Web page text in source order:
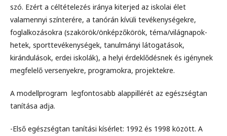
szó. Ezért a céltételezés iránya kiterjed az iskolai élet
valamennyi színterére, a tanórán kívüli tevékenységekre,
foglalkozásokra (szakörök/önképzőkörök, téma/világnapok-
hetek, sporttevékenységek, tanulmányi látogatások,
kirándulások, erdei iskolák), a helyi érdeklődésnek és igénynek
megfelelő versenyekre, programokra, projektekre.
A modellprogram legfontosabb alappillérét az egészségtan
tanítása adja.
-Első egészségtan tanítási kísérlet: 1992 és 1998 között. A